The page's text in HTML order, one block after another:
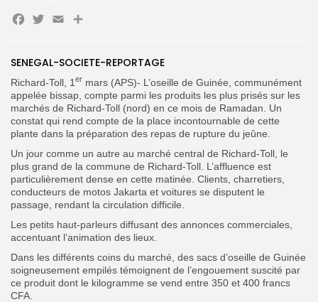
Search
for:
Search
Button
FR
SENEGAL-SOCIETE-REPORTAGE
Richard-Toll, 1 er mars (APS)- L’oseille de Guinée, communément
appelée bissap, compte parmi les produits les plus prisés sur les
marchés de Richard-Toll (nord) en ce mois de Ramadan. Un
constat qui rend compte de la place incontournable de cette
plante dans la préparation des repas de rupture du jeûne.
Un jour comme un autre au marché central de Richard-Toll, le
plus grand de la commune de Richard-Toll. L’affluence est
particulièrement dense en cette matinée. Clients, charretiers,
conducteurs de motos Jakarta et voitures se disputent le
passage, rendant la circulation difficile.
Les petits haut-parleurs diffusant des annonces commerciales,
accentuant l’animation des lieux.
Dans les différents coins du marché, des sacs d’oseille de Guinée
soigneusement empilés témoignent de l’engouement suscité par
ce produit dont le kilogramme se vend entre 350 et 400 francs
CFA.
Facebook
Twitter
EmailPartager